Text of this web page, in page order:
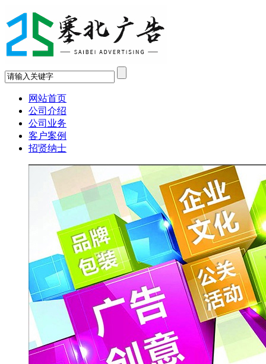
网站首页
公司介绍
公司业务
客户案例
招贤纳士